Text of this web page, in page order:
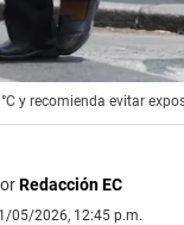
y recomienda evitar
Redacción EC
05/2026, 12:45 p.m.